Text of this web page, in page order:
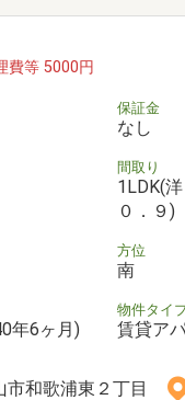
費等 5000円
保証金
なし
間取り
1LDK(
０．９)
方位
南
年6ヶ月)
物件タイ
賃貸ア
市和歌浦東２丁目